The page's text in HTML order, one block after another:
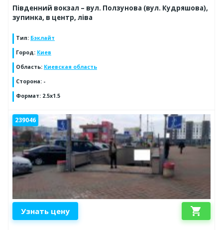
Південний вокзал – вул. Ползунова (вул. Кудряшова),
зупинка, в центр, ліва
Тип: Бэклайт
Город: Киев
Область: Киевская область
Сторона: -
Формат: 2.5x1.5
239046
Узнать цену shopping_cart